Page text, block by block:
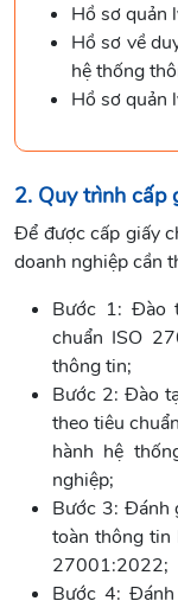
Hồ sơ quản
Hồ sơ về
hệ thống
Hồ sơ quản
2. Quy trình cấp
Để được cấp giấy
doanh nghiệp cần
Bước 1: Đào
chuẩn ISO
thông tin;
Bước 2: Đào
theo tiêu
hành hệ
nghiệp;
Bước 3: Đánh
toàn thông tin
27001:2022;
Bước 4: